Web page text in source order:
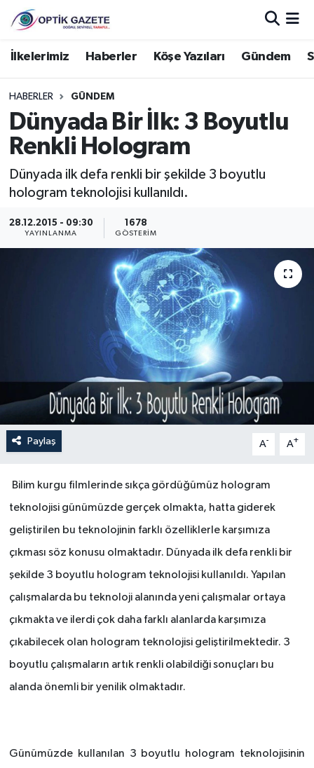
İlkelerimiz Haberler Köşe Yazıları Gündem
HABERLER GÜNDEM
Dünyada Bir İlk: 3 Boyutlu
Renkli Hologram
Dünyada ilk defa renkli bir şekilde 3 boyutlu
hologram teknolojisi kullanıldı.
28.12.2015 - 09:30
YAYINLANMA
1678
GÖSTERIM
Paylaş A- A+
Bilim kurgu filmlerinde sıkça gördüğümüz hologram
teknolojisi günümüzde gerçek olmakta, hatta giderek
geliştirilen bu teknolojinin farklı özelliklerle karşımıza
çıkması söz konusu olmaktadır. Dünyada ilk defa renkli bir
şekilde 3 boyutlu hologram teknolojisi kullanıldı. Yapılan
çalışmalarda bu teknoloji alanında yeni çalışmalar ortaya
çıkmakta ve ilerdi çok daha farklı alanlarda karşımıza
çıkabilecek olan hologram teknolojisi geliştirilmektedir. 3
boyutlu çalışmaların artık renkli olabildiği sonuçları bu
alanda önemli bir yenilik olmaktadır.
Günümüzde kullanılan 3 boyutlu hologram teknolojisinin
Nöbetçi Eczaneler
Hava Durumu
İstanbul Namaz Vakitleri
Süper Lig Puan Durumu ve Fikstür
Tüm Manşetler
Son Dakika Haberleri